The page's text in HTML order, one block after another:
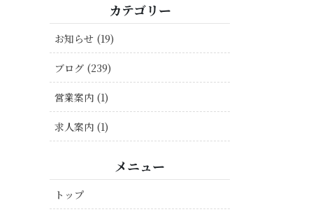
カテゴリー
お知らせ (19)
ブログ (239)
営業案内 (1)
求人案内 (1)
メニュー
トップ